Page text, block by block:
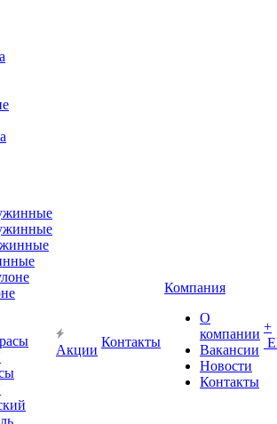
Акции
Контакты
Компания
О
компании
Вакансии
Новости
Контакты
+